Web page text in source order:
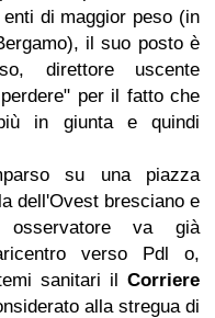
di maggior peso (in
il suo posto è
direttore uscente
per il fatto che
in giunta e quindi
su una piazza
dell'Ovest bresciano e
osservatore va già
verso Pdl o,
sanitari il Corriere
alla stregua di